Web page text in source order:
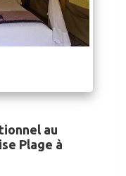
au
Plage à